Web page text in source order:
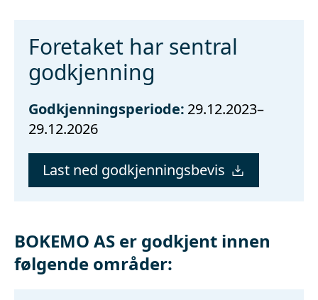
Foretaket har sentral
godkjenning
Godkjenningsperiode: 29.12.2023–
29.12.2026
Last ned godkjenningsbevis
BOKEMO AS er godkjent innen
følgende områder: